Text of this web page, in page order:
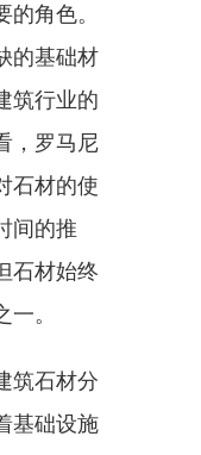
角色。
的基础材
筑行业的
，罗马尼
石材的使
间的推
石材始终
。
筑石材分
基础设施